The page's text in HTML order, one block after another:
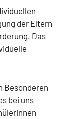
der Eltern
Das
Besonderen
bei uns